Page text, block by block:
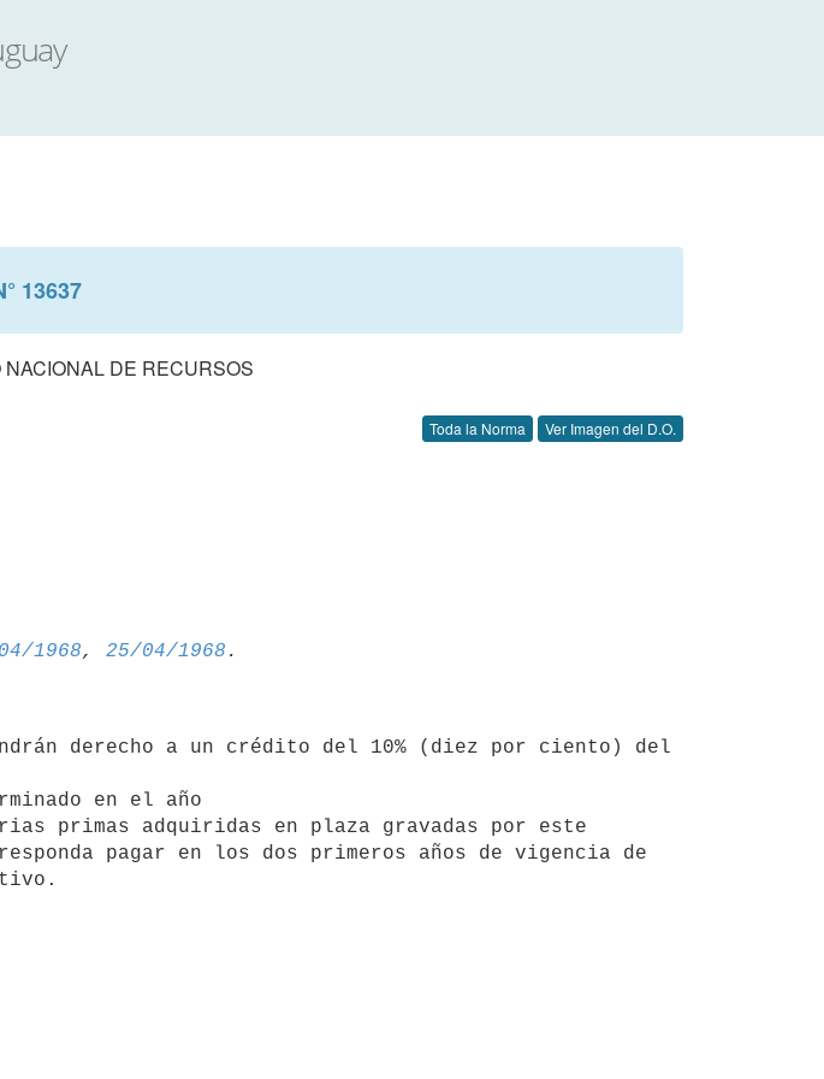
13637
DE RECURSOS
Toda la Norma Ver Imagen del D.O.
1968, 25/04/1968
derecho a un crédito del 10% (diez por ciento) del
en el año
primas adquiridas en plaza gravadas por este
pagar en los dos primeros años de vigencia de